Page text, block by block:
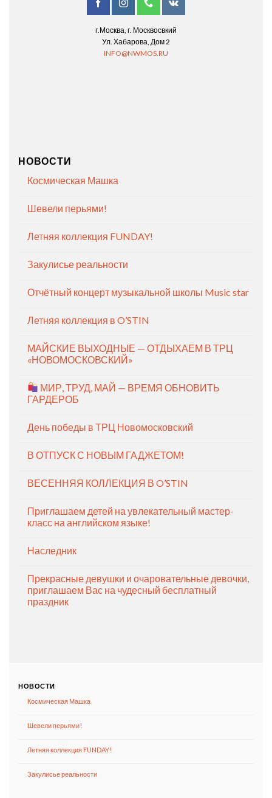
г.Москва, г. Москвосвкий
Ул. Хабарова, Дом 2
INFO@NWMOS.RU
НОВОСТИ
Космическая Машка
Шевели перьями!
Летняя коллекция FUNDAY!
Закулисье реальности
Отчётный концерт музыкальной школы Music star
Летняя коллекция в O’STIN
МАЙСКИЕ ВЫХОДНЫЕ — ОТДЫХАЕМ В ТРЦ
«НОВОМОСКОВСКИЙ»
МИР, ТРУД, МАЙ — ВРЕМЯ ОБНОВИТЬ
ГАРДЕРОБ
День победы в ТРЦ Новомосковский
В ОТПУСК С НОВЫМ ГАДЖЕТОМ!
ВЕСЕННЯЯ КОЛЛЕКЦИЯ В O’STIN
Приглашаем детей на увлекательный мастер-
класс на английском языке!
Наследник
Прекрасные девушки и очаровательные девочки,
приглашаем Вас на чудесный бесплатный
праздник
НОВОСТИ
Космическая Машка
Шевели перьями!
Летняя коллекция FUNDAY!
Закулисье реальности